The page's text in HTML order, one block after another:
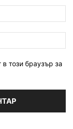
този браузър за